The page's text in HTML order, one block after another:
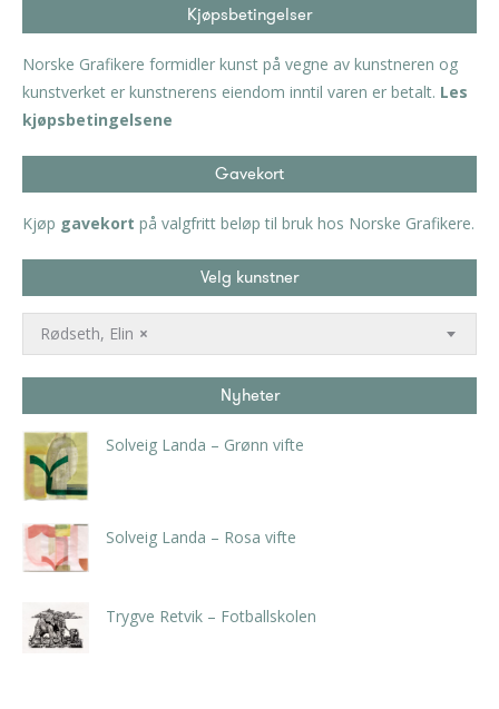
Kjøpsbetingelser
Norske Grafikere formidler kunst på vegne av kunstneren og
kunstverket er kunstnerens eiendom inntil varen er betalt. Les
kjøpsbetingelsene
Gavekort
Kjøp gavekort på valgfritt beløp til bruk hos Norske Grafikere.
Velg kunstner
×
Rødseth, Elin
Nyheter
Solveig Landa – Grønn vifte
Solveig Landa – Rosa vifte
Trygve Retvik – Fotballskolen